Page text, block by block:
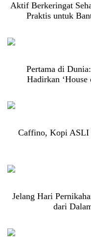
Aktif Berkeringat
Praktis untuk
Pertama di
Hadirkan
Caffino, Kopi ASLI
Jelang Hari
dari